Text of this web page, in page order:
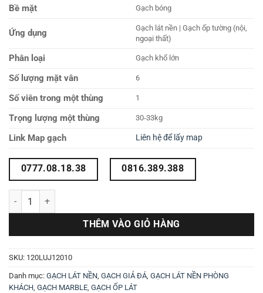
Bề mặt Gạch bóng
Ứng dụng
Gạch lát nền | Gạch ốp tường (nội,
ngoại thất)
Phân loại Gạch khổ lớn
Số lượng mặt vân 6
Số viên trong một thùng 1
Trọng lượng một thùng 30-33kg
Link Map gạch Liên hệ để lấy map
0777.08.18.38 0816.389.388
Gạch 1200X1200 xám giả đá 120LUJ12010 số lượng
THÊM VÀO GIỎ HÀNG
SKU: 120LUJ12010
Danh mục: GẠCH LÁT NỀN, GẠCH GIẢ ĐÁ, GẠCH LÁT NỀN PHÒNG
KHÁCH, GẠCH MARBLE, GẠCH ỐP LÁT